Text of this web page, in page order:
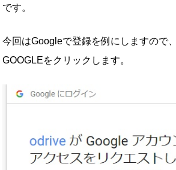
です。
今回はGoogleで登録を例にしますので
GOOGLEをクリックします。